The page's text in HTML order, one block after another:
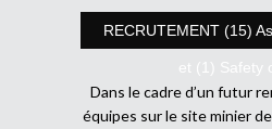
RECRUTEMENT (15)
et (1) Safety
Dans le cadre d’un futur
équipes sur le site minier de